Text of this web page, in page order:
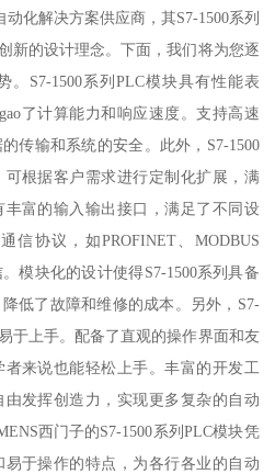
解决方案供应商，其S7-1500系列
新的设计理念。下面，我们将为您逐
S7-1500系列PLC模块具有性能表
了计算能力和响应速度。支持高速
传输和系统的安全。此外，S7-1500
根据客户需求进行定制化扩展，满
富的输入输出接口，满足了不同设
信协议，如PROFINET、MODBUS
模块化的设计使得S7-1500系列具备
低了故障和维修的成本。另外，S7-
于上手。配备了直观的操作界面和友
来说也能轻松上手。丰富的开发工
发挥创造力，实现更多复杂的自动
西门子的S7-1500系列PLC模块凭
于操作的特点，为各行各业的自动